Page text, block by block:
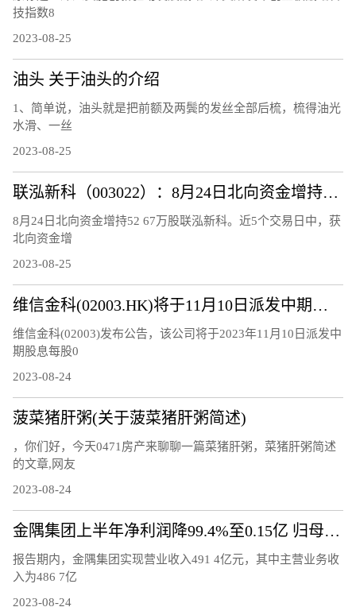
技指数8
2023-08-25
油头 关于油头的介绍
1、简单说，油头就是把前额及两鬓的发丝全部后梳，梳得油光
水滑、一丝
2023-08-25
联泓新科（003022）：8月24日北向资金增持52.67万股
8月24日北向资金增持52 67万股联泓新科。近5个交易日中，获
北向资金增
2023-08-25
维信金科(02003.HK)将于11月10日派发中期股息每股0.15港元
维信金科(02003)发布公告，该公司将于2023年11月10日派发中
期股息每股0
2023-08-24
菠菜猪肝粥(关于菠菜猪肝粥简述)
，你们好，今天0471房产来聊聊一篇菜猪肝粥，菜猪肝粥简述
的文章,网友
2023-08-24
金隅集团上半年净利润降99.4%至0.15亿 归母净利润降77.7%
报告期内，金隅集团实现营业收入491 4亿元，其中主营业务收
入为486 7亿
2023-08-24